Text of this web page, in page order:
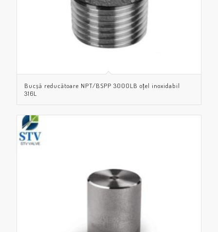
Bucșă reducătoare NPT/BSPP 3000LB oțel inoxidabil
316L